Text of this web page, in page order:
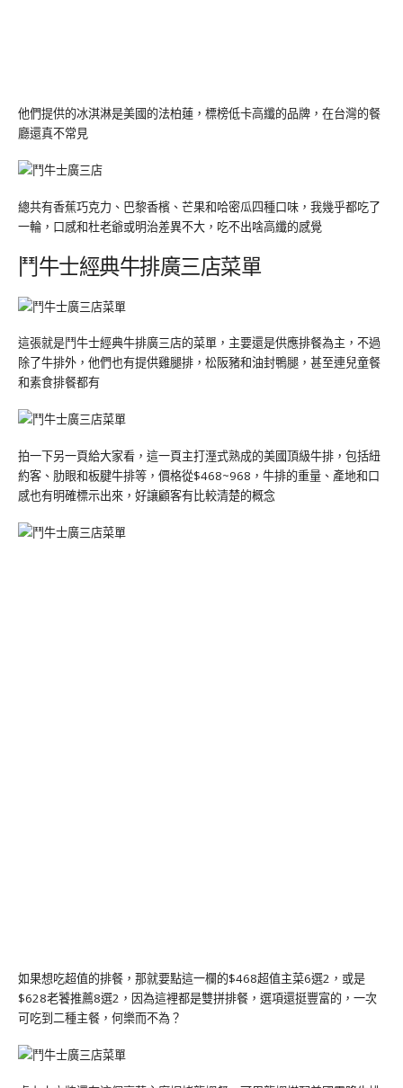
他們提供的冰淇淋是美國的法柏蓮，標榜低卡高纖的品牌，在台灣的餐
廳還真不常見
總共有香蕉巧克力、巴黎香檳、芒果和哈密瓜四種口味，我幾乎都吃了
一輪，口感和杜老爺或明治差異不大，吃不出啥高纖的感覺
鬥牛士經典牛排廣三店菜單
這張就是鬥牛士經典牛排廣三店的菜單，主要還是供應排餐為主，不過
除了牛排外，他們也有提供雞腿排，松阪豬和油封鴨腿，甚至連兒童餐
和素食排餐都有
拍一下另一頁給大家看，這一頁主打溼式熟成的美國頂級牛排，包括紐
約客、肋眼和板腱牛排等，價格從$468~968，牛排的重量、產地和口
感也有明確標示出來，好讓顧客有比較清楚的概念
如果想吃超值的排餐，那就要點這一欄的$468超值主菜6選2，或是
$628老饕推薦8選2，因為這裡都是雙拼排餐，選項還挺豐富的，一次
可吃到二種主餐，何樂而不為？